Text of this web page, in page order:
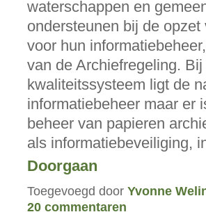
waterschappen en
ondersteunen bij de
voor hun
van de Archiefregeling.
kwaliteitssysteem ligt de
informatiebeheer maar er
beheer van papieren
als informatiebeveiliging,
Doorgaan
Toegevoegd door Yvonne
20 commentaren